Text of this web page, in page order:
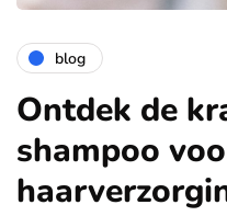
blog
Ontdek de
shampoo